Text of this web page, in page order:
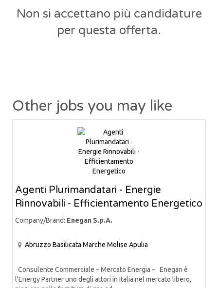
Non si accettano più candidature
per questa offerta.
Other jobs you may like
Agenti Plurimandatari - Energie
Rinnovabili - Efficientamento Energetico
Company/Brand: Enegan S.p.A.
Abruzzo Basilicata Marche Molise Apulia
Consulente Commerciale – Mercato Energia – Enegan è
l'Energy Partner uno degli attori in Italia nel mercato libero,